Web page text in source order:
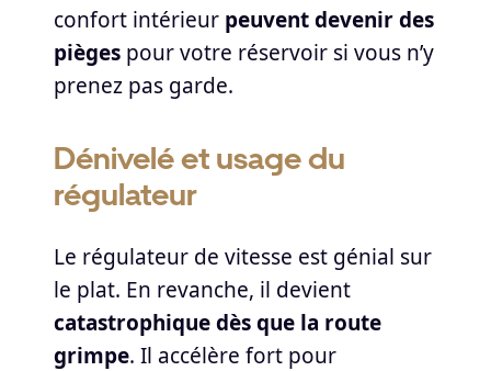
confort intérieur peuvent devenir des
piègespour votre réservoir si vous n’y
prenez pas garde.
Dénivelé et usage du
régulateur
Le régulateur de vitesse est génial sur
le plat. En revanche, il devient
catastrophique dès que la route
grimpe. Il accélère fort pour